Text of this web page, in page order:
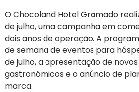
O Chocoland Hotel Gramado
de julho, uma campanha em
dois anos de operação. A
de semana de eventos para
de julho, a apresentação de
gastronômicos e o anúncio de
marca.